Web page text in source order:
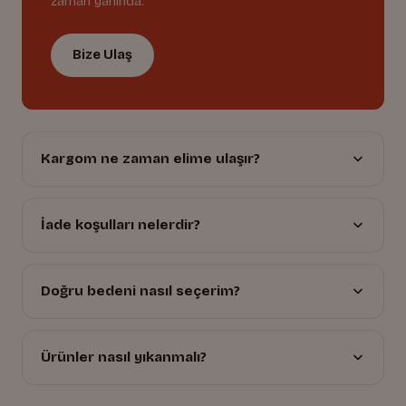
Bize Ulaş
Kargom ne zaman elime ulaşır?
İade koşulları nelerdir?
Doğru bedeni nasıl seçerim?
Ürünler nasıl yıkanmalı?